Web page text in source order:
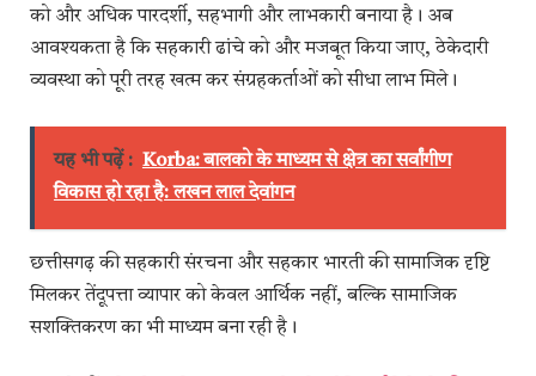
को और अधिक पारदर्शी, सहभागी और लाभकारी बनाया है। अब
आवश्यकता है कि सहकारी ढांचे को और मजबूत किया जाए, ठेकेदारी
व्यवस्था को पूरी तरह खत्म कर संग्रहकर्ताओं को सीधा लाभ मिले।
यह भी पढ़ें : Korba: बालको के माध्यम से क्षेत्र का सर्वांगीण
विकास हो रहा है: लखन लाल देवांगन
छत्तीसगढ़ की सहकारी संरचना और सहकार भारती की सामाजिक दृष्टि
मिलकर तेंदूपत्ता व्यापार को केवल आर्थिक नहीं, बल्कि सामाजिक
सशक्तिकरण का भी माध्यम बना रही है।